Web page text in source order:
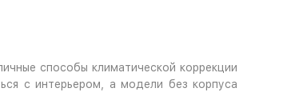
способы климатической коррекции
с интерьером, а модели без корпуса